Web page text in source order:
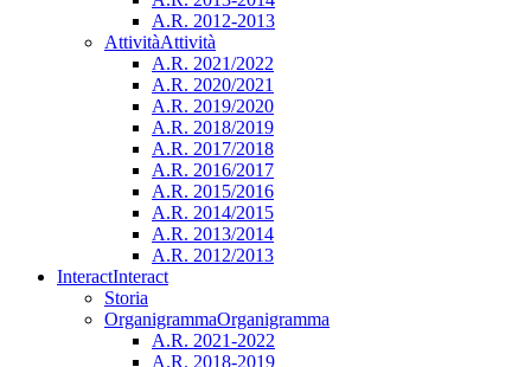
A.R. 2012-2013
AttivitàAttività
A.R. 2021/2022
A.R. 2020/2021
A.R. 2019/2020
A.R. 2018/2019
A.R. 2017/2018
A.R. 2016/2017
A.R. 2015/2016
A.R. 2014/2015
A.R. 2013/2014
A.R. 2012/2013
InteractInteract
Storia
OrganigrammaOrganigramma
A.R. 2021-2022
A.R. 2018-2019